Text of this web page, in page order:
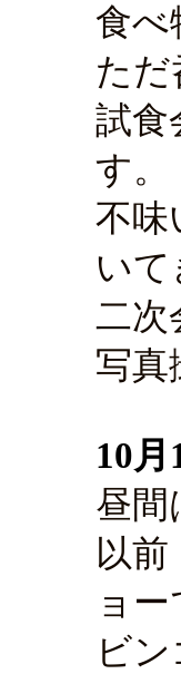
食べ
た
試食
す。
不味
いて
二次
写真
10月
昼間
以
ョー
ビ